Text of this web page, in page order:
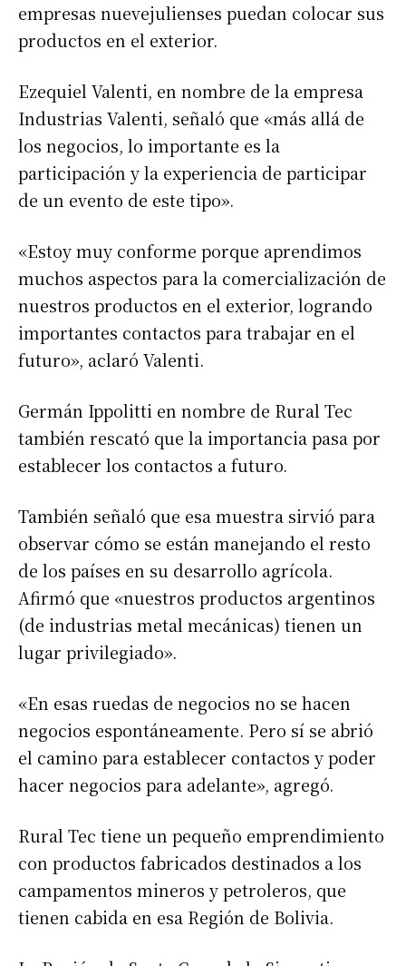
Suscribirme gratis
empresas nuevejulienses puedan colocar sus
productos en el exterior.
Ezequiel Valenti, en nombre de la empresa
Industrias Valenti, señaló que «más allá de
los negocios, lo importante es la
participación y la experiencia de participar
de un evento de este tipo».
«Estoy muy conforme porque aprendimos
muchos aspectos para la comercialización de
nuestros productos en el exterior, logrando
importantes contactos para trabajar en el
futuro», aclaró Valenti.
Germán Ippolitti en nombre de Rural Tec
también rescató que la importancia pasa por
establecer los contactos a futuro.
También señaló que esa muestra sirvió para
observar cómo se están manejando el resto
de los países en su desarrollo agrícola.
Afirmó que «nuestros productos argentinos
(de industrias metal mecánicas) tienen un
lugar privilegiado».
«En esas ruedas de negocios no se hacen
negocios espontáneamente. Pero sí se abrió
el camino para establecer contactos y poder
hacer negocios para adelante», agregó.
Rural Tec tiene un pequeño emprendimiento
con productos fabricados destinados a los
campamentos mineros y petroleros, que
tienen cabida en esa Región de Bolivia.